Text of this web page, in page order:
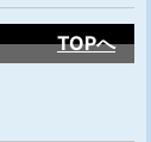
TOPへ